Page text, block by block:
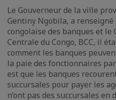
Le Gouverneur de la ville
Gentiny Ngobila, a renseigné
congolaise des banques et le
Centrale du Congo, BCC, il
comment les banques
la paie des fonctionnaires
est que les banques
succursales pour payer les
n’ont pas des succursales en